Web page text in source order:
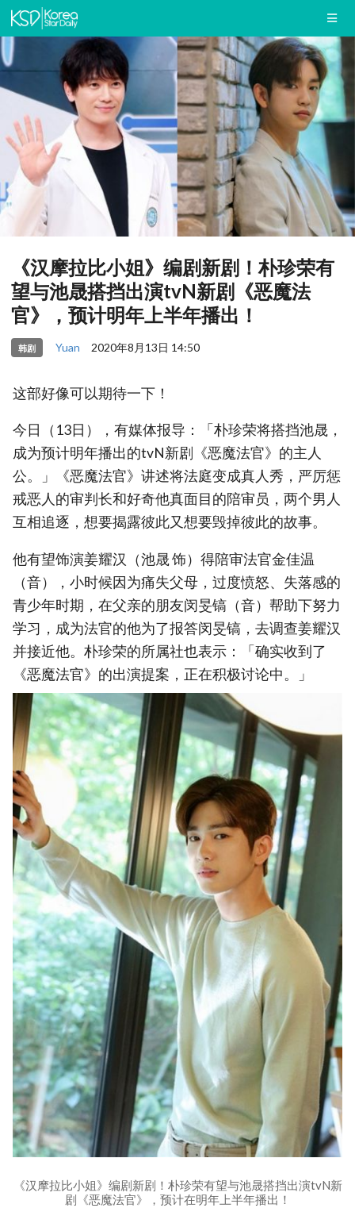
《汉摩拉比小姐》编剧新剧！朴珍荣有
望与池晟搭挡出演tvN新剧《恶魔法
官》，预计明年上半年播出！
韩剧 Yuan 2020年8月13日 14:50
这部好像可以期待一下！
今日（13日），有媒体报导：「朴珍荣将搭挡池晟，
成为预计明年播出的tvN新剧《恶魔法官》的主人
公。」《恶魔法官》讲述将法庭变成真人秀，严厉惩
戒恶人的审判长和好奇他真面目的陪审员，两个男人
互相追逐，想要揭露彼此又想要毁掉彼此的故事。
他有望饰演姜耀汉（池晟 饰）得陪审法官金佳温
（音），小时候因为痛失父母，过度愤怒、失落感的
青少年时期，在父亲的朋友闵旻镐（音）帮助下努力
学习，成为法官的他为了报答闵旻镐，去调查姜耀汉
并接近他。朴珍荣的所属社也表示：「确实收到了
《恶魔法官》的出演提案，正在积极讨论中。」
《汉摩拉比小姐》编剧新剧！朴珍荣有望与池晟搭挡出演tvN新
剧《恶魔法官》，预计在明年上半年播出！